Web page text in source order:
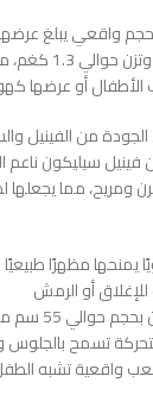
سم من الرأس
أو عرضها
من الفينيل
فينيل سيليكون
مما يجعلها
يمنحها مظهرًا
للإغلاق أو الرمش
تأتي
متحركة تسمح
واقعية تشبه